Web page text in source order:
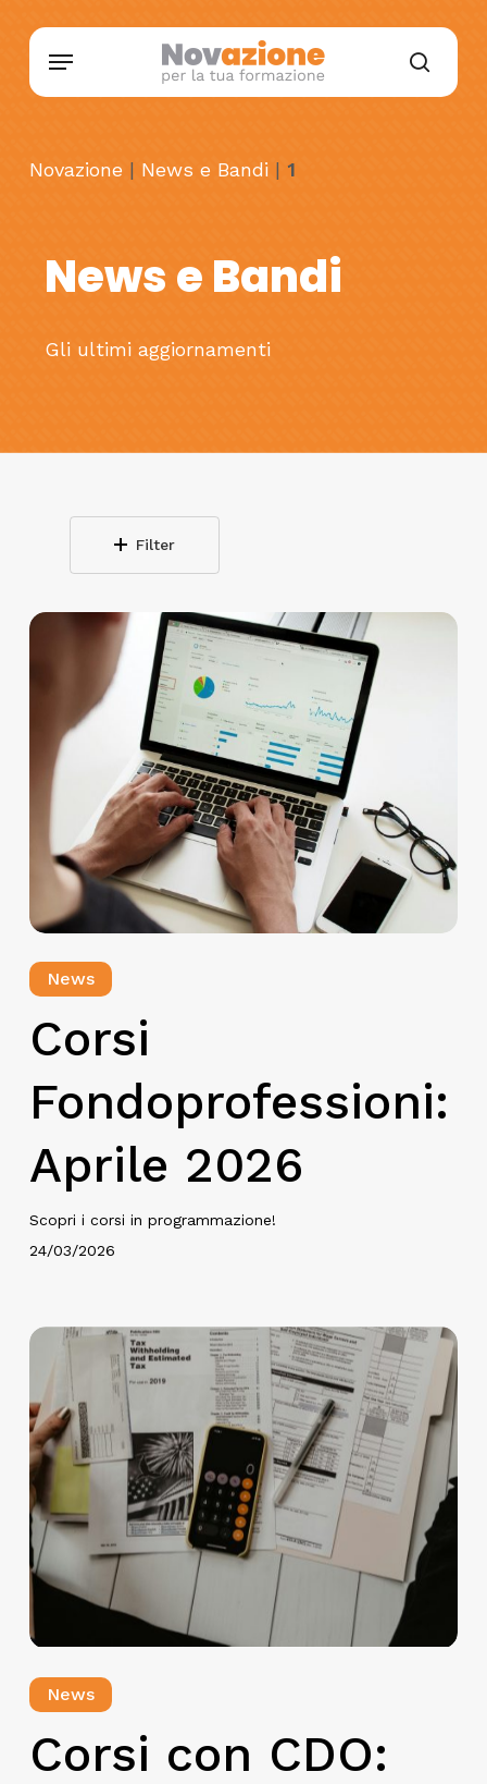
main
Menu
Novazione | News e Bandi| 1
News e Bandi
Gli ultimi aggiornamenti
Filter
News
Corsi
Fondoprofessioni:
Aprile 2026
Scopri i corsi in programmazione!
24/03/2026
News
Corsi con CDO: